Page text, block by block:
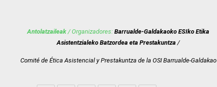
Antolatzaileak / Organizadores: Barrualde-Galdakaoko ESIko Etika
Asistentzialeko Batzordea eta Prestakuntza /
Comité de Ética Asistencial y Prestakuntza de la OSI Barrualde-Galdakao